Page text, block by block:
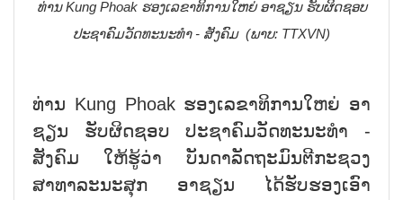
ທ່ານ Kung Phoak ຮອງເລຂາທິການໃຫຍ່ ອາຊຽນ ຮັບຜິດຊອບ
ປະຊາຄົມວັດທະນະທຳ - ສັງຄົມ (ພາບ: TTXVN)
ທ່ານ Kung Phoak ຮອງເລຂາທິການໃຫຍ່ ອາ
ຊຽນ ຮັບຜິດຊອບ ປະຊາຄົມວັດທະນະທຳ -
ສັງຄົມ ໃຫ້ຮູ້ວ່າ ບັນດາລັດຖະມົນຕີກະຊວງ
ສາທາລະນະສຸກ ອາຊຽນ ໄດ້ຮັບຮອງເອົາ